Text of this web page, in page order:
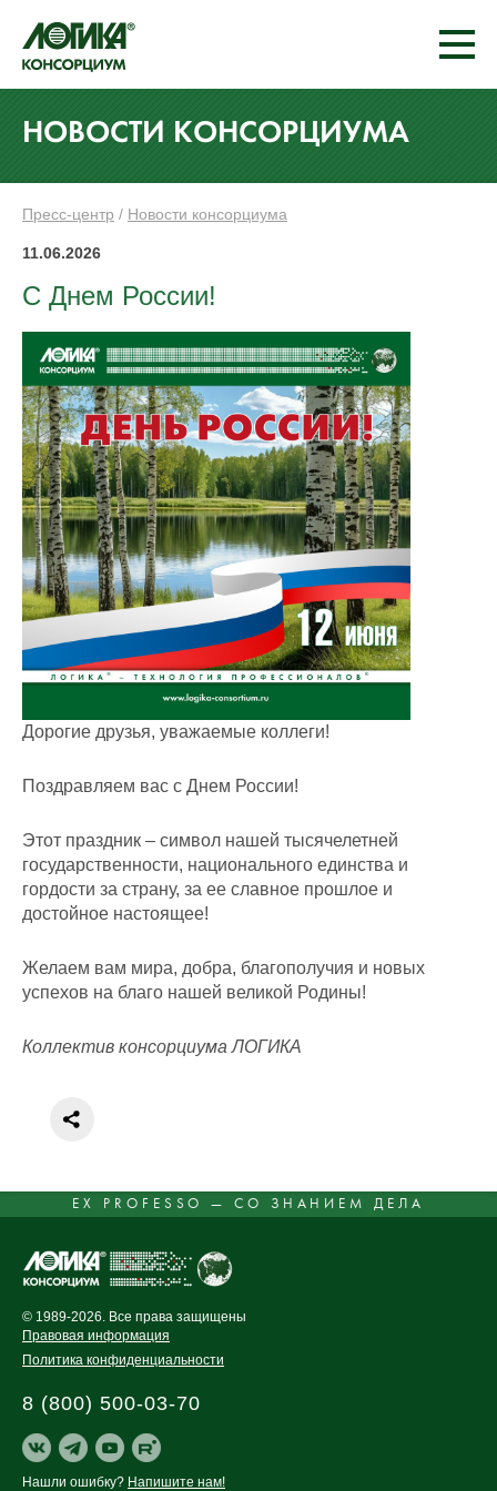
НОВОСТИ КОНСОРЦИУМА
Пресс-центр / Новости консорциума
11.06.2026
С Днем России!
Дорогие друзья, уважаемые коллеги!
Поздравляем вас с Днем России!
Этот праздник – символ нашей тысячелетней
государственности, национального единства и
гордости за страну, за ее славное прошлое и
достойное настоящее!
Желаем вам мира, добра, благополучия и новых
успехов на благо нашей великой Родины!
Коллектив консорциума ЛОГИКА
EX PROFESSO — СО ЗНАНИЕМ ДЕЛА
© 1989-2026. Все права защищены
Правовая информация
Политика конфиденциальности
8 (800) 500-03-70
Нашли ошибку? Напишите нам!